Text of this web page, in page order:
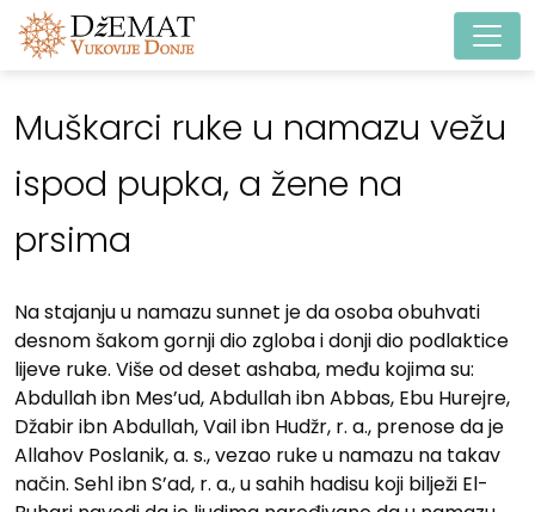
Main Navigation
Muškarci ruke u namazu vežu
ispod pupka, a žene na
prsima
Na stajanju u namazu sunnet je da osoba obuhvati
desnom šakom gornji dio zgloba i donji dio podlaktice
lijeve ruke. Više od deset ashaba, među kojima su:
Abdullah ibn Mes’ud, Abdullah ibn Abbas, Ebu Hurejre,
Džabir ibn Abdullah, Vail ibn Hudžr, r. a., prenose da je
Allahov Poslanik, a. s., vezao ruke u namazu na takav
način. Sehl ibn S’ad, r. a., u sahih hadisu koji bilježi El-